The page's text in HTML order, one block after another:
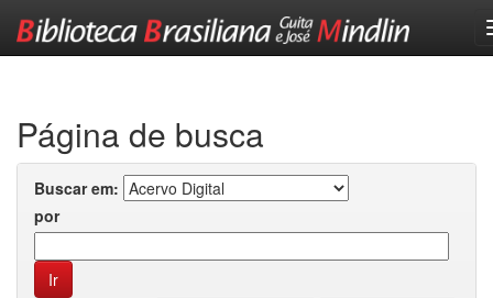
Página de busca
Buscar em:
por